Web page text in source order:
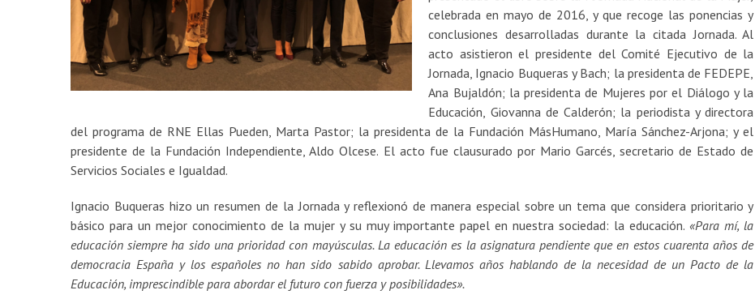
celebrada en mayo de 2016, y que recoge las ponencias y
conclusiones desarrolladas durante la citada Jornada. Al
acto asistieron el presidente del Comité Ejecutivo de la
Jornada, Ignacio Buqueras y Bach; la presidenta de FEDEPE,
Ana Bujaldón; la presidenta de Mujeres por el Diálogo y la
Educación, Giovanna de Calderón; la periodista y directora
del programa de RNE Ellas Pueden, Marta Pastor; la presidenta de la Fundación MásHumano, María Sánchez-Arjona; y el
presidente de la Fundación Independiente, Aldo Olcese. El acto fue clausurado por Mario Garcés, secretario de Estado de
Servicios Sociales e Igualdad.
Ignacio Buqueras hizo un resumen de la Jornada y reflexionó de manera especial sobre un tema que considera prioritario y
básico para un mejor conocimiento de la mujer y su muy importante papel en nuestra sociedad: la educación.«Para mí, la
educación siempre ha sido una prioridad con mayúsculas. La educación es la asignatura pendiente que en estos cuarenta años de
democracia España y los españoles no han sido sabido aprobar. Llevamos años hablando de la necesidad de un Pacto de la
Educación, imprescindible para abordar el futuro con fuerza y posibilidades».